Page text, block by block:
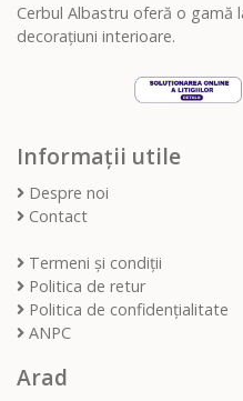
Cerbul Albastru oferă o gamă
decorațiuni interioare.
Informații utile
Despre noi
Contact
Termeni și condiții
Politica de retur
Politica de confidențialitate
ANPC
Arad